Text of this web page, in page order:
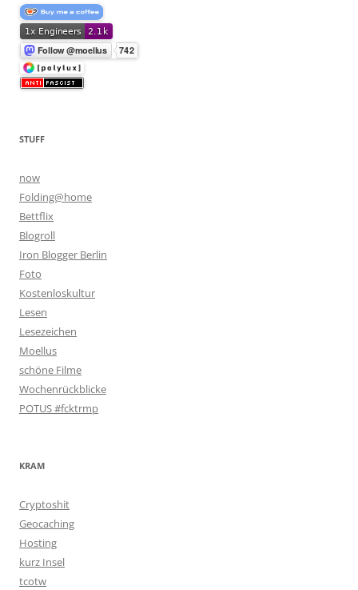
STUFF
now
Folding@home
Bettflix
Blogroll
Iron Blogger Berlin
Foto
Kostenloskultur
Lesen
Lesezeichen
Moellus
schöne Filme
Wochenrückblicke
POTUS #fcktrmp
KRAM
Cryptoshit
Geocaching
Hosting
kurz Insel
tcotw